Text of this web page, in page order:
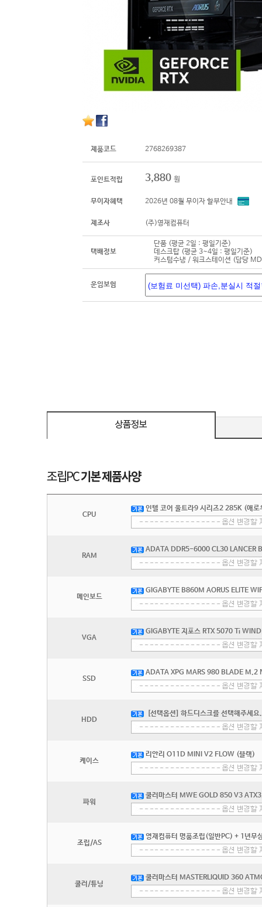
제품코드 2768269387
포인트적립 3,880 원
무이자혜택 2026년 08월 무이자 할부안내
제조사 (주)영재컴퓨터
택배정보
단품 (평균 2일 : 평일기준)
데스크탑 (평균 3~4일 : 평일기준)
커스텀수냉 / 워크스테이션 (담당
운임보험
CPU
인텔 코어 울트라9 시리즈2 285K (애
RAM
ADATA DDR5-6000 CL30 LANCER
메인보드
GIGABYTE B860M AORUS ELITE
VGA
GIGABYTE 지포스 RTX 5070 Ti
SSD
ADATA XPG MARS 980 BLADE M.2
HDD
[선택옵션] 하드디스크를 선택해주세요.
케이스
리안리 O11D MINI V2 FLOW (블랙)
파워
쿨러마스터 MWE GOLD 850 V3
조립/AS
영재컴퓨터 명품조립(일반PC) + 1년무
쿨러/튜닝
쿨러마스터 MASTERLIQUID 360